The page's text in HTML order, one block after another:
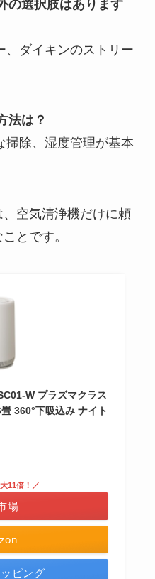
の選択肢はあります
、ダイキンのストリー
法は？
掃除、湿度管理が基本
空気清浄機だけに頼
とです。
W プラズマクラス
360°下吸込み ナイト
11倍！／
場
ピング